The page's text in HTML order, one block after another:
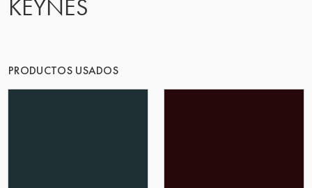
KEYNES
PRODUCTOS USADOS